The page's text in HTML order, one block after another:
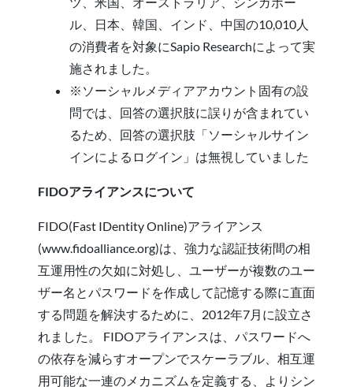
ル、日本、韓国、インド、中国の10,010人
の消費者を対象にSapio Researchによって実
施されました。
※ソーシャルメディアアカウント固有の設
問では、回答の選択肢に誤りが含まれてい
るため、回答の選択肢「ソーシャルサイン
インによるログイン」は無視していました
FIDOアライアンスについて
FIDO(Fast IDentity Online)アライアンス
(www.fidoalliance.org)は、強力な認証技術間の相
互運用性の欠如に対処し、ユーザーが複数のユー
ザー名とパスワードを作成して記憶する際に直面
する問題を解決するために、2012年7月に設立さ
れました。 FIDOアライアンスは、パスワードへ
の依存を減らすオープンでスケーラブル、相互運
用可能な一連のメカニズムを定義する、よりシン